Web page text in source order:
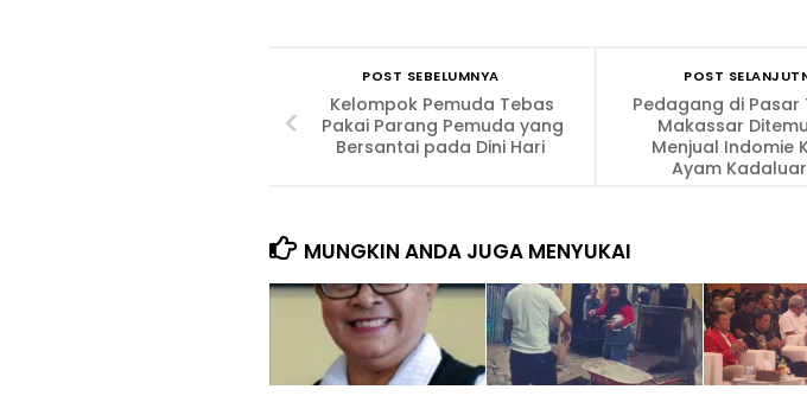
POST
Pedagang di Pasar
Makassar
Menjual Indomie
Ayam
POST SEBELUMNYA
Kelompok Pemuda Tebas
Pakai Parang Pemuda yang
Bersantai pada Dini Hari
MUNGKIN ANDA JUGA MENYUKAI